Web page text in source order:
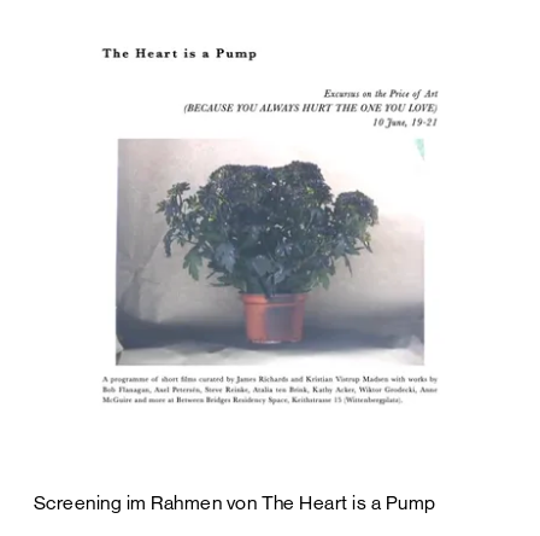
Screening im Rahmen von The Heart is a Pump